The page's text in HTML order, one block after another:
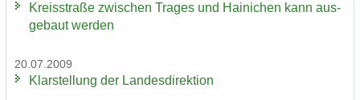
Kreis­stra­ße zwi­schen Tra­ges und Hai­ni­chen kann aus­
ge­baut wer­den
20.07.2009
Klar­stel­lung der Lan­des­di­rek­ti­on